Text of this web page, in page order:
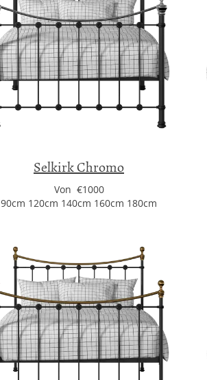
Selkirk Chromo
Von €1000
90cm 120cm 140cm 160cm 180cm